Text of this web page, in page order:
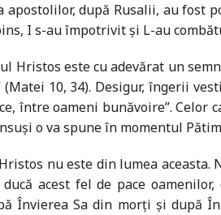
apostolilor, după Rusalii, au fost
I s-au împotrivit și L-au
Hristos este cu adevărat un
(Matei 10, 34). Desigur, îngerii
între oameni bunăvoire”. Celor
o va spune în momentul
nu este din lumea
acest fel de pace
Învierea Sa din morți și după